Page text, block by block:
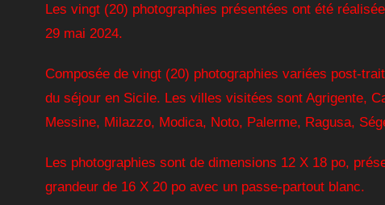
Les vingt (20) photographies présentées ont été
29 mai 2024.
Composée de vingt (20) photographies variées post-
du séjour en Sicile. Les villes visitées sont Agrigente,
Messine, Milazzo, Modica, Noto, Palerme, Ragusa,
Les photographies sont de dimensions 12 X 18 po,
grandeur de 16 X 20 po avec un passe-partout blanc.